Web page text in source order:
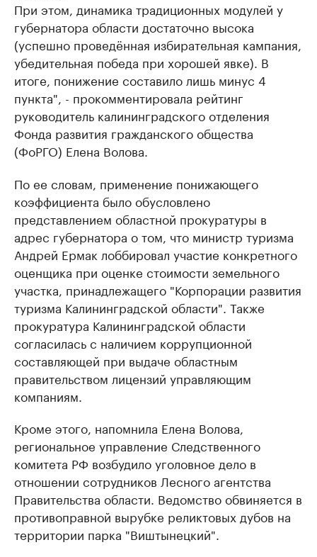
При этом, динамика традиционных модулей у
губернатора области достаточно высока
(успешно проведённая избирательная кампания,
убедительная победа при хорошей явке). В
итоге, понижение составило лишь минус 4
пункта", - прокомментировала рейтинг
руководитель калининградского отделения
Фонда развития гражданского общества
(ФоРГО) Елена Волова.
По ее словам, применение понижающего
коэффициента было обусловлено
представлением областной прокуратуры в
адрес губернатора о том, что министр туризма
Андрей Ермак лоббировал участие конкретного
оценщика при оценке стоимости земельного
участка, принадлежащего "Корпорации развития
туризма Калининградской области". Также
прокуратура Калининградской области
согласилась с наличием коррупционной
составляющей при выдаче областным
правительством лицензий управляющим
компаниям.
Кроме этого, напомнила Елена Волова,
региональное управление Следственного
комитета РФ возбудило уголовное дело в
отношении сотрудников Лесного агентства
Правительства области. Ведомство обвиняется в
противоправной вырубке реликтовых дубов на
территории парка "Виштынецкий".